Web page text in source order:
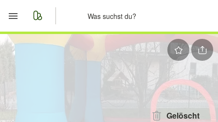
Start
Anzeige aufgeben
Gelöscht